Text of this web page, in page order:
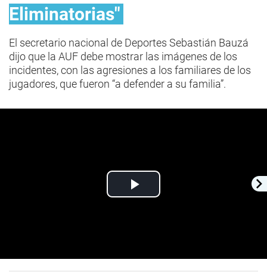
Eliminatorias"
El secretario nacional de Deportes Sebastián Bauzá
dijo que la AUF debe mostrar las imágenes de los
incidentes, con las agresiones a los familiares de los
jugadores, que fueron “a defender a su familia”.
Play